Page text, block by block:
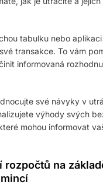
tabulku nebo
transakce. To vám
informovaná
své návyky v
výhody svých
mohou informovat
rozpočtů na